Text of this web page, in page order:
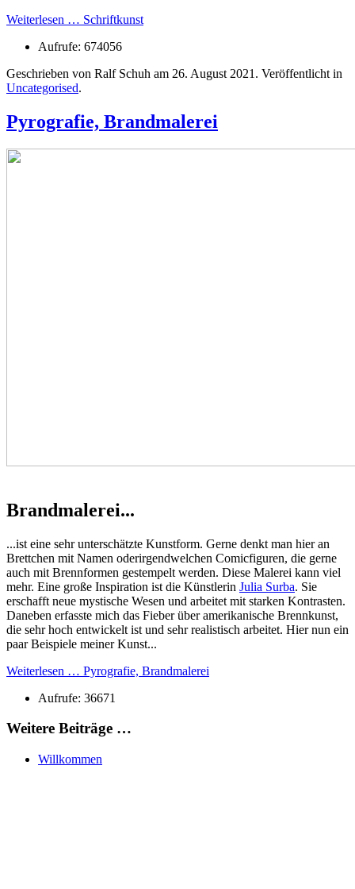
Weiterlesen … Schriftkunst
Aufrufe: 674056
Geschrieben von Ralf Schuh am 26. August 2021 . Veröffentlicht in
Uncategorised.
Pyrografie, Brandmalerei
Brandmalerei...
...ist eine sehr unterschätzte Kunstform. Gerne denkt man hier an
Brettchen mit Namen oderirgendwelchen Comicfiguren, die gerne
auch mit Brennformen gestempelt werden. Diese Malerei kann viel
mehr. Eine große Inspiration ist die Künstlerin Julia Surba. Sie
erschafft neue mystische Wesen und arbeitet mit starken Kontrasten.
Daneben erfasste mich das Fieber über amerikanische Brennkunst,
die sehr hoch entwickelt ist und sehr realistisch arbeitet. Hier nun ein
paar Beispiele meiner Kunst...
Weiterlesen … Pyrografie, Brandmalerei
Aufrufe: 36671
Weitere Beiträge …
Willkommen